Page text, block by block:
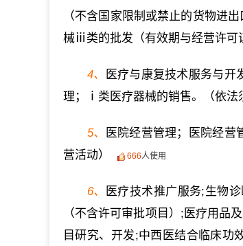
（不含国家限制或禁止的货物进
械ⅲ类的批发（有效期与经营许可
4、
医疗与康复技术服务与开
理；ⅰ类医疗器械的销售。（依法
5、
医院经营管理；医院经营
营活动）
666人使用
6、
医疗技术推广服务;生物
（不含许可审批项目）;医疗用品
目研究、开发;中西医结合临床功